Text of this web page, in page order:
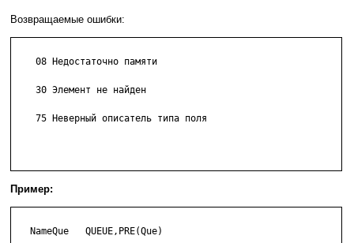
Возвращаемые ошибки:
    08 Недостаточно памяти
    30 Элемент не найден
    75 Неверный описатель типа поля
Пример:
   NameQue   QUEUE,PRE(Que)